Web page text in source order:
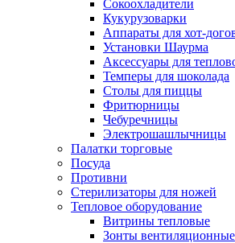
Сокоохладители
Кукурузоварки
Аппараты для хот-
Установки Шаурма
Аксессуары для
Темперы для шоколада
Столы для пиццы
Фритюрницы
Чебуречницы
Электрошашлычницы
Палатки торговые
Посуда
Противни
Стерилизаторы для ножей
Тепловое оборудование
Витрины тепловые
Зонты вентиляционные